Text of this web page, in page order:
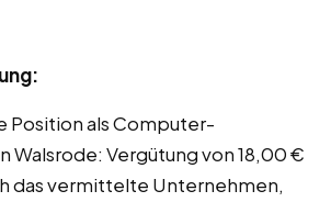
Position als Computer-
Walsrode: Vergütung von 18,00 €
das vermittelte Unternehmen,